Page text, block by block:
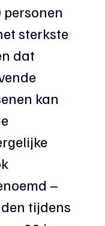
sterkste
dat
kan
–
tijdens